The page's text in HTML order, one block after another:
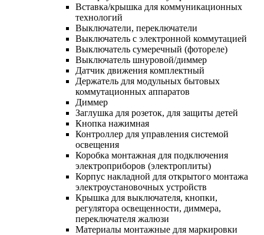
Вставка/крышка для коммуникационных
технологий
Выключатели, переключатели
Выключатель с электронной коммутацией
Выключатель сумеречный (фотореле)
Выключатель шнуровой/диммер
Датчик движения комплектный
Держатель для модульных бытовых
коммутационных аппаратов
Диммер
Заглушка для розеток, для защиты детей
Кнопка нажимная
Контроллер для управления системой
освещения
Коробка монтажная для подключения
электроприборов (электроплиты)
Корпус накладной для открытого монтажа
электроустановочных устройств
Крышка для выключателя, кнопки,
регулятора освещенности, диммера,
переключателя жалюзи
Материалы монтажные для маркировки